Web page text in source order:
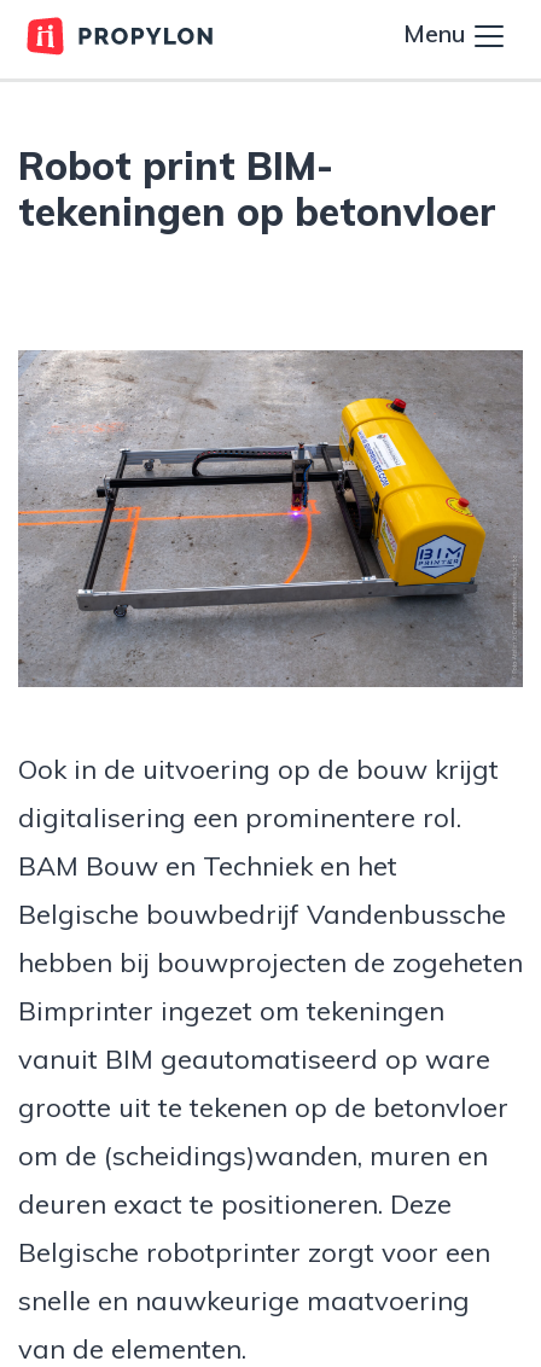
Menu
Robot print BIM-
tekeningen op betonvloer
Ook in de uitvoering op de bouw krijgt
digitalisering een prominentere rol.
BAM Bouw en Techniek en het
Belgische bouwbedrijf Vandenbussche
hebben bij bouwprojecten de zogeheten
Bimprinter ingezet om tekeningen
vanuit BIM geautomatiseerd op ware
grootte uit te tekenen op de betonvloer
om de (scheidings)wanden, muren en
deuren exact te positioneren. Deze
Belgische robotprinter zorgt voor een
snelle en nauwkeurige maatvoering
van de elementen.